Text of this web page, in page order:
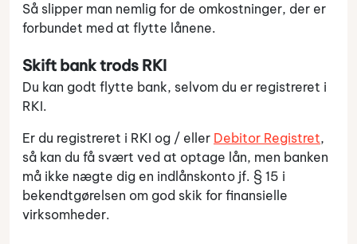
Så slipper man nemlig for de omkostninger, der er
forbundet med at flytte lånene.
Skift bank trods RKI
Du kan godt flytte bank, selvom du er registreret i
RKI.
Er du registreret i RKI og / eller Debitor Registret,
så kan du få svært ved at optage lån, men banken
må ikke nægte dig en indlånskonto jf. § 15 i
bekendtgørelsen om god skik for finansielle
virksomheder.